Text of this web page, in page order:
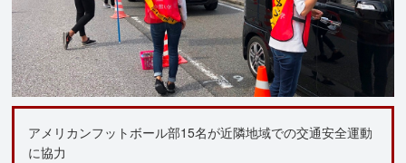
アメリカンフットボール部15名が近隣地域での交通安全運動
に協力